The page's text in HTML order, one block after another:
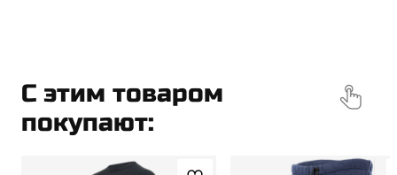
C этим товаром
покупают: